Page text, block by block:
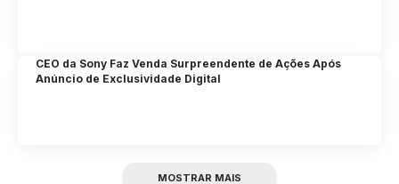
CEO da Sony Faz Venda Surpreendente de Ações Após
Anúncio de Exclusividade Digital
MOSTRAR MAIS